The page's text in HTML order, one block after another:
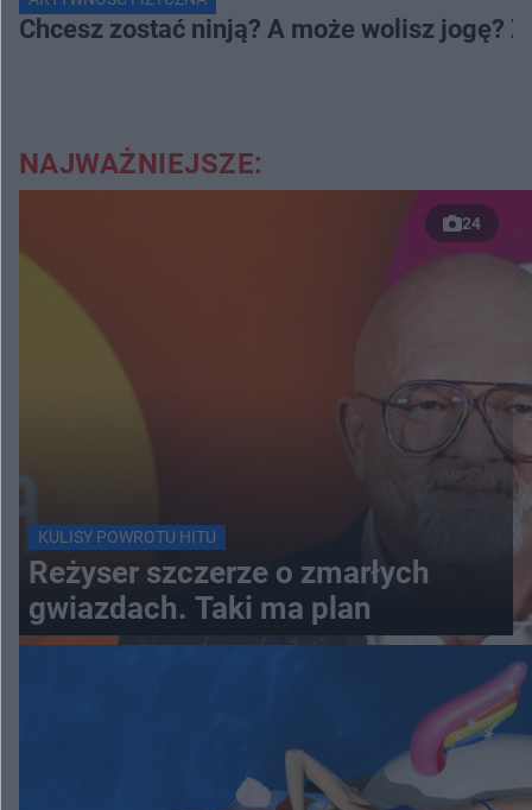
Chcesz zostać ninją? A może wolisz jogę?
NAJWAŻNIEJSZE:
24
KULISY POWROTU HITU
Reżyser szczerze o zmarłych
gwiazdach. Taki ma plan